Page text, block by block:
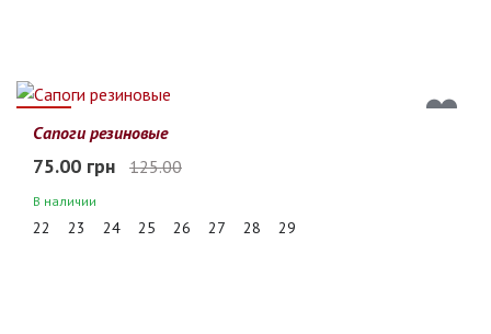
40%
Сапоги резиновые
75.00 грн 125.00
В наличии
22 23 24 25 26 27 28 29